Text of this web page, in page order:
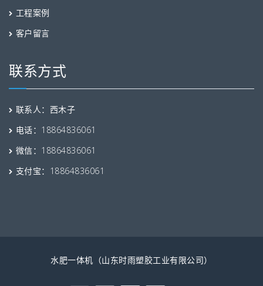
工程案例
客户留言
联系方式
联系人：西木子
电话：18864836061
微信：18864836061
支付宝：18864836061
水肥一体机（山东时雨塑胶工业有限公司）